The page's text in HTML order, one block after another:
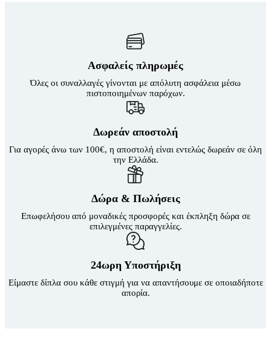
να
Ασφαλείς πληρωμές
Όλες οι συναλλαγές γίνονται με απόλυτη ασφάλεια μέσω
πιστοποιημένων παρόχων.
Δωρεάν αποστολή
Για αγορές άνω των 100€, η αποστολή είναι εντελώς δωρεάν σε όλη
την Ελλάδα.
Δώρα & Πωλήσεις
Επωφελήσου από μοναδικές προσφορές και έκπληξη δώρα σε
επιλεγμένες παραγγελίες.
24ωρη Υποστήριξη
Είμαστε δίπλα σου κάθε στιγμή για να απαντήσουμε σε οποιαδήποτε
απορία.